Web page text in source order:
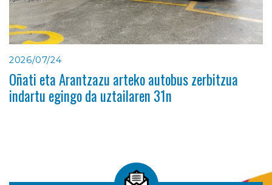
2026/07/24
Oñati eta Arantzazu arteko autobus zerbitzua
indartu egingo da uztailaren 31n